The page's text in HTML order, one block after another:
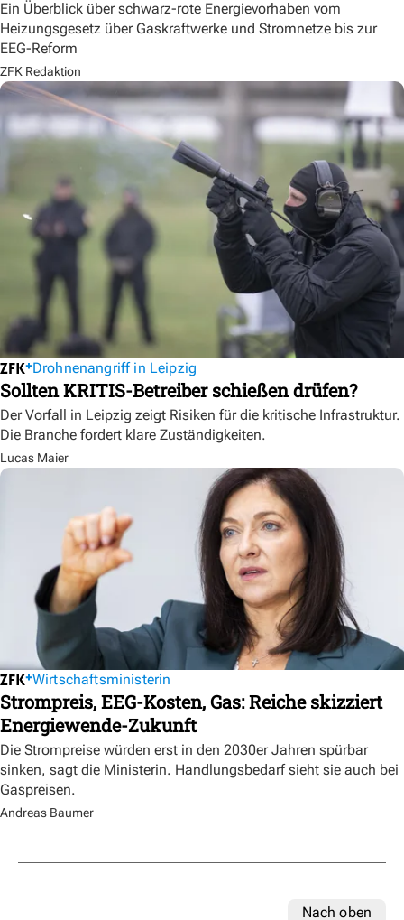
Ein Überblick über schwarz-rote Energievorhaben vom
Heizungsgesetz über Gaskraftwerke und Stromnetze bis zur
EEG-Reform
ZFK Redaktion
Drohnenangriff in Leipzig
Sollten KRITIS-Betreiber schießen drüfen?
Der Vorfall in Leipzig zeigt Risiken für die kritische Infrastruktur.
Die Branche fordert klare Zuständigkeiten.
Lucas Maier
Wirtschaftsministerin
Strompreis, EEG-Kosten, Gas: Reiche skizziert
Energiewende-Zukunft
Die Strompreise würden erst in den 2030er Jahren spürbar
sinken, sagt die Ministerin. Handlungsbedarf sieht sie auch bei
Gaspreisen.
Andreas Baumer
Nach oben